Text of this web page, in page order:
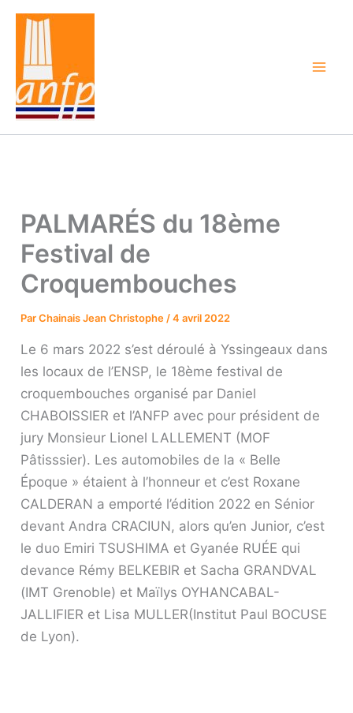
Aller
contenu
PALMARÉS du 18ème
Festival de
Croquembouches
ParChainais Jean Christophe /4 avril 2022
Le 6 mars 2022 s’est déroulé à Yssingeaux dans
les locaux de l’ENSP, le 18ème festival de
croquembouches organisé par Daniel
CHABOISSIER et l’ANFP avec pour président de
jury Monsieur Lionel LALLEMENT (MOF
Pâtisssier). Les automobiles de la « Belle
Époque » étaient à l’honneur et c’est Roxane
CALDERAN a emporté l’édition 2022 en Sénior
devant Andra CRACIUN, alors qu’en Junior, c’est
le duo Emiri TSUSHIMA et Gyanée RUÉE qui
devance Rémy BELKEBIR et Sacha GRANDVAL
(IMT Grenoble) et Maïlys OYHANCABAL-
JALLIFIER et Lisa MULLER(Institut Paul BOCUSE
de Lyon).